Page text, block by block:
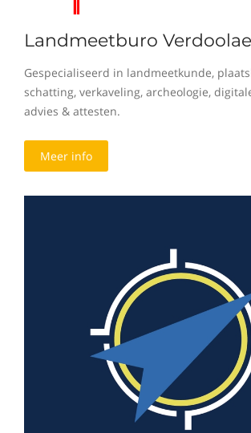
Landmeetburo
Gespecialiseerd in landmeetkunde,
schatting, verkaveling, archeologie,
advies & attesten.
Meer info